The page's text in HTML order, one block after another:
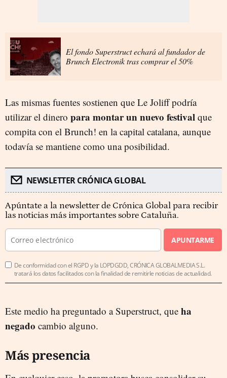
El fondo Superstruct echará al fundador de
Brunch Electronik tras comprar el 50%
Las mismas fuentes sostienen que Le Joliff podría
utilizar el dinero para montar un nuevo festival que
compita con el Brunch! en la capital catalana, aunque
todavía se mantiene como una posibilidad.
NEWSLETTER CRÓNICA GLOBAL
Apúntate a la newsletter de Crónica Global para recibir
las noticias más importantes sobre Cataluña.
APUNTARME
De conformidad con el RGPD y la LOPDGDD, CRÓNICA GLOBALMEDIA S.L.
tratará los datos facilitados con la finalidad de remitirle noticias de actualidad.
Este medio ha preguntado a Superstruct, que ha
negado cambio alguno.
Más presencia